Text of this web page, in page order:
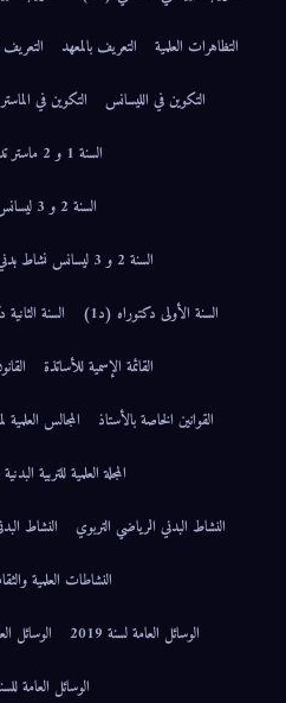
التظاهرات العلمية
التعريف بالمعهد التعريف
التكوين في الليسانس
التكوين في الماستر
السنة 1 و 2 ماستر تدريب
السنة 2 و 3 ليسانس إدارة وتسيير
السنة 2 و 3 ليسانس نشاط بدني تربوي
السنة الأولى دكتوراه (د1)
السنة
القائمة الإسمية للأساتذة
القوانين الخاصة بالأستاذ
المجالس العلمية
المجلة العلمية للتربية
النشاط البدني الرياضي التربوي
النشاط
النشاطات العلمية
الوسائل العامة لسنة 2019
الوسائل
الوسائل العامة للسنة